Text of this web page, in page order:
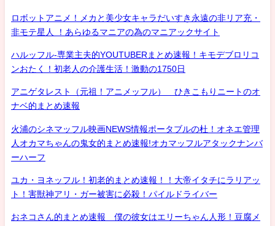
ロボットアニメ！メカと美少女キャラだいすき永遠の非リア充・
非モテ星人 ！あらゆるマニアの為のマニアックサイト
ハルッフル-専業主夫的YOUTUBERまとめ速報！キモデブロリコ
ンおたく！初老人の介護生活！激動の1750日
アニゲタレスト（元祖！アニメッフル） ひきこもりニートのオ
ナベ的まとめ速報
火浦のシネマッフル映画NEWS情報ポータブルの杜！オネエ管理
人オカマちゃんの鬼女的まとめ速報!オカマッフルアタックナンバ
ーハーフ
ユカ・ヨネッフル！初老的まとめ速報！！大帝イタチにラリアッ
ト！害獣神アリ・ガー被害に必殺！パイルドライバー
おネコさん的まとめ速報 僕の彼女はエリーちゃん人形！豆腐メ